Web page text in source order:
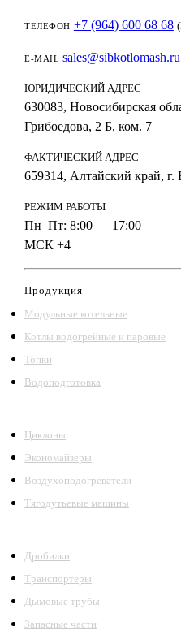
ТЕЛЕФОН +7 (964) 600 68 68
E-MAIL sales@sibkotlomash.ru
ЮРИДИЧЕСКИЙ АДРЕС
630083, Новосибирская
Грибоедова, 2 Б, ком. 7
ФАКТИЧЕСКИЙ АДРЕС
659314, Алтайский край,
РЕЖИМ РАБОТЫ
Пн–Пт: 8:00 — 17:00
МСК +4
Продукция
Модульные котельные
Котлы водогрейные и паровые
Топки
Водоподготовка
Циклоны
Экономайзеры
Воздухоподогреватели
Тягодутьевые машины
Дробилки
Транспортеры
Дымовые трубы
Запасные части